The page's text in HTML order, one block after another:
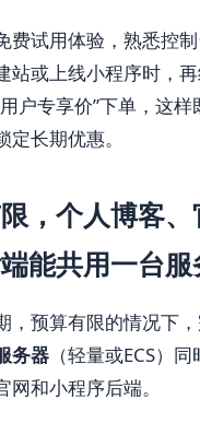
费试用体验，熟悉控
站或上线小程序时，
户专享价”下单，这
定长期优惠。
，个人博客
能共用一台服
，预算有限的情况下
务器 （轻量或ECS）
网和小程序后端。